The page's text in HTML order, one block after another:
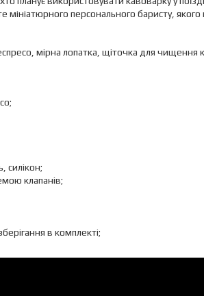
мініатюрного персонального баристу,
мірна лопатка, щіточка для чищення
силікон;
клапанів;
в комплекті;